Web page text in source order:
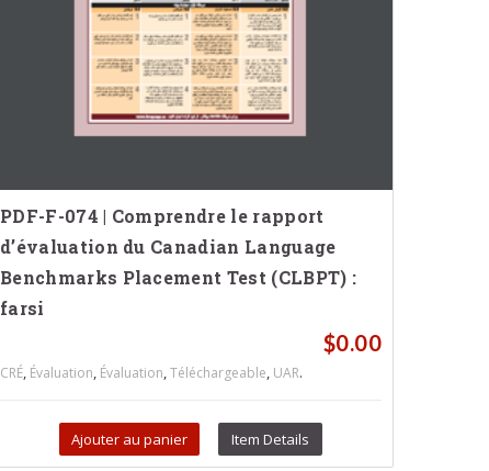
PDF-F-074 | Comprendre le rapport
d’évaluation du Canadian Language
Benchmarks Placement Test (CLBPT) :
farsi
$0.00
CRÉ, Évaluation, Évaluation,Téléchargeable, UAR.
Ajouter au panier Item Details